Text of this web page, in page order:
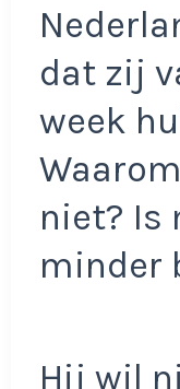
dat zij
week
niet? Is
minder
Hij wil